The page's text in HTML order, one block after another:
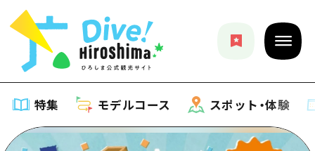
特集 モデルコース スポット・体験